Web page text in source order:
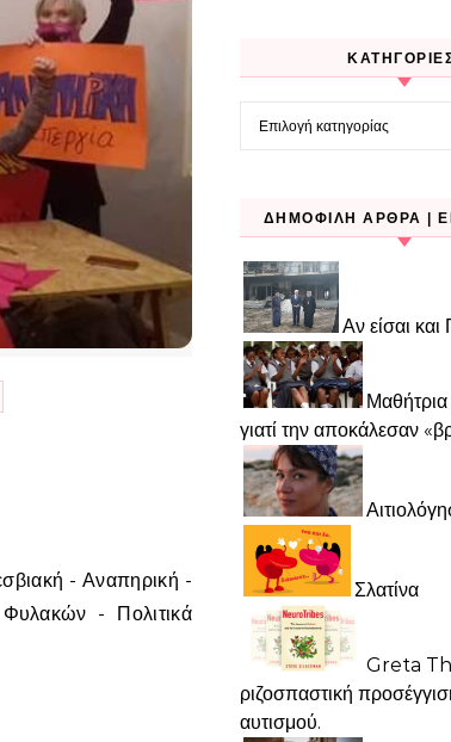
- Αναπηρική -
Φυλακών - Πολιτικά
Kατηγορίες
ΔΗΜΟΦΙΛΉ ΆΡΘΡΑ |
Αν είσαι
γιατί την αποκάλεσαν
Σλατίνα
Greta
ριζοσπαστική
αυτισμού.